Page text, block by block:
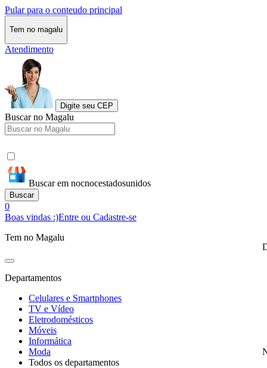
Pular para o conteudo principal
Tem no magalu
Atendimento
Digite seu CEP
Buscar no Magalu
Buscar em nocnocestadosunidos
Buscar
0
Boas vindas :)Entre ou Cadastre-se
Tem no Magalu
Departamentos
Celulares e Smartphones
TV e Vídeo
Eletrodomésticos
Móveis
Informática
Moda
Todos os departamentos